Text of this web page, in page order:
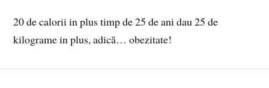
20 de calorii in plus timp de 25 de ani dau 25 de
kilograme in plus, adică… obezitate!